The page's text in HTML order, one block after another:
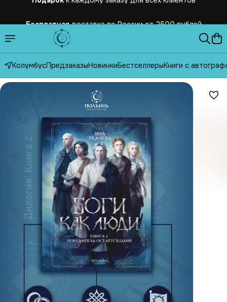
КолумбусПредзаказыНовинкиБестселлерыКниги с